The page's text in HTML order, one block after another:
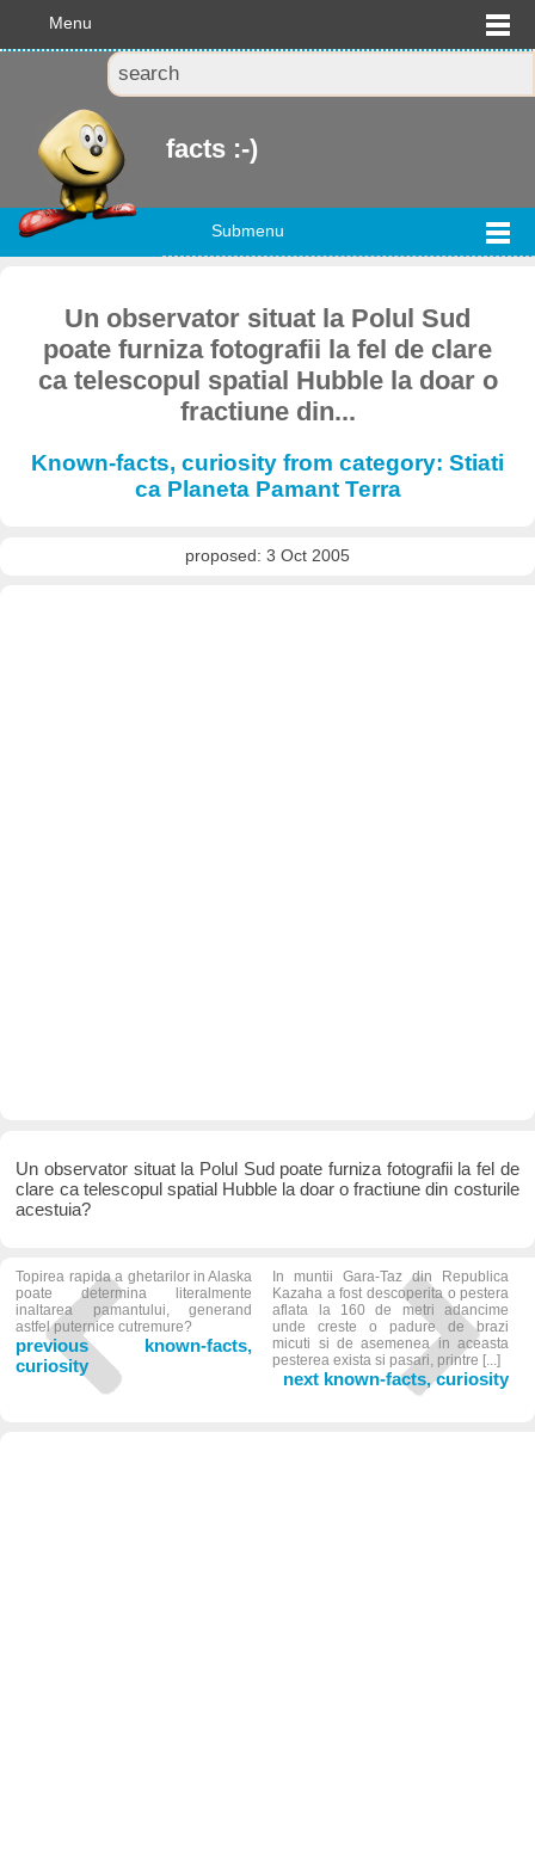
Menu
facts :-)
Submenu
Un observator situat la Polul Sud
poate furniza fotografii la fel de clare
ca telescopul spatial Hubble la doar o
fractiune din...
Known-facts, curiosity from category: Stiati
ca Planeta Pamant Terra
proposed: 3 Oct 2005
Un observator situat la Polul Sud poate furniza fotografii la fel de
clare ca telescopul spatial Hubble la doar o fractiune din costurile
acestuia?
Topirea rapida a ghetarilor in Alaska
poate determina literalmente
inaltarea pamantului, generand
astfel puternice cutremure?
previous known-facts,
curiosity
In muntii Gara-Taz din Republica
Kazaha a fost descoperita o pestera
aflata la 160 de metri adancime
unde creste o padure de brazi
micuti si de asemenea in aceasta
pesterea exista si pasari, printre [...]
next known-facts, curiosity